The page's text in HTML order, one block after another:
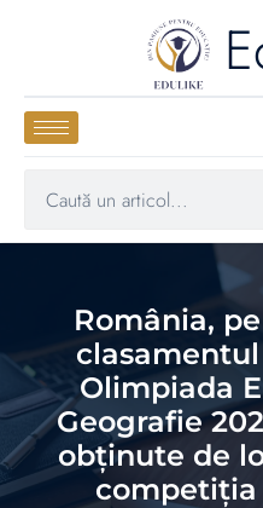
România,
Olimpiada
Geografie
obținute de
competiția